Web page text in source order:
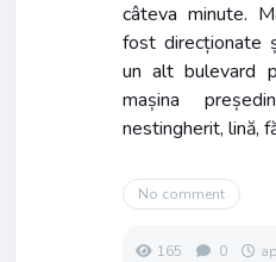
câteva minute.
fost direcționate
un alt bulevard
mașina
nestingherit, lină,
No comment
165 0